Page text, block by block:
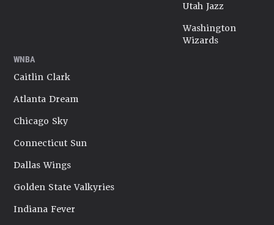
Utah Jazz
Washington
Wizards
WNBA
Caitlin Clark
Atlanta Dream
Chicago Sky
Connecticut Sun
Dallas Wings
Golden State Valkyries
Indiana Fever